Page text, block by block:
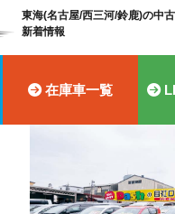
東海(名古屋/西三河/鈴鹿)の中
新着情報
在庫車一覧